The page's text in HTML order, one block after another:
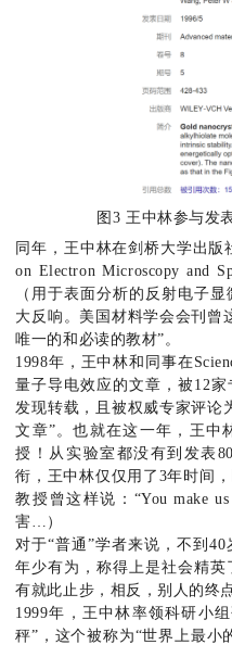
图3 王中林参与发
同年，王中林在剑桥大学出
on Electron Microscopy and
（用于表面分析的反射电子
大反响。美国材料学会会刊曾
唯一的和必读的教材”。
1998年，王中林和同事在
量子导电效应的文章，被12
发现转载，且被权威专家评论
文章”。也就在这一年，王中
授！从实验室都没有到发表
衔，王中林仅仅用了3年时间
教授曾这样说：“You make
害…）
对于“普通”学者来说，不到
年少有为，称得上是社会精
有就此止步，相反，别人的终
1999年，王中林率领科研小
秤”，这个被称为“世界上最小